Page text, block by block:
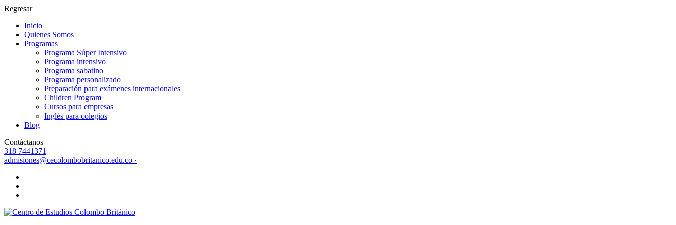
Regresar
Inicio
Quienes Somos
Programas
Programa Súper Intensivo
Programa intensivo
Programa sabatino
Programa personalizado
Preparación para exámenes internacionales
Children Program
Cursos para empresas
Inglés para colegios
Blog
Contáctanos
318 7441371
admisiones@cecolombobritanico.edu.co ·